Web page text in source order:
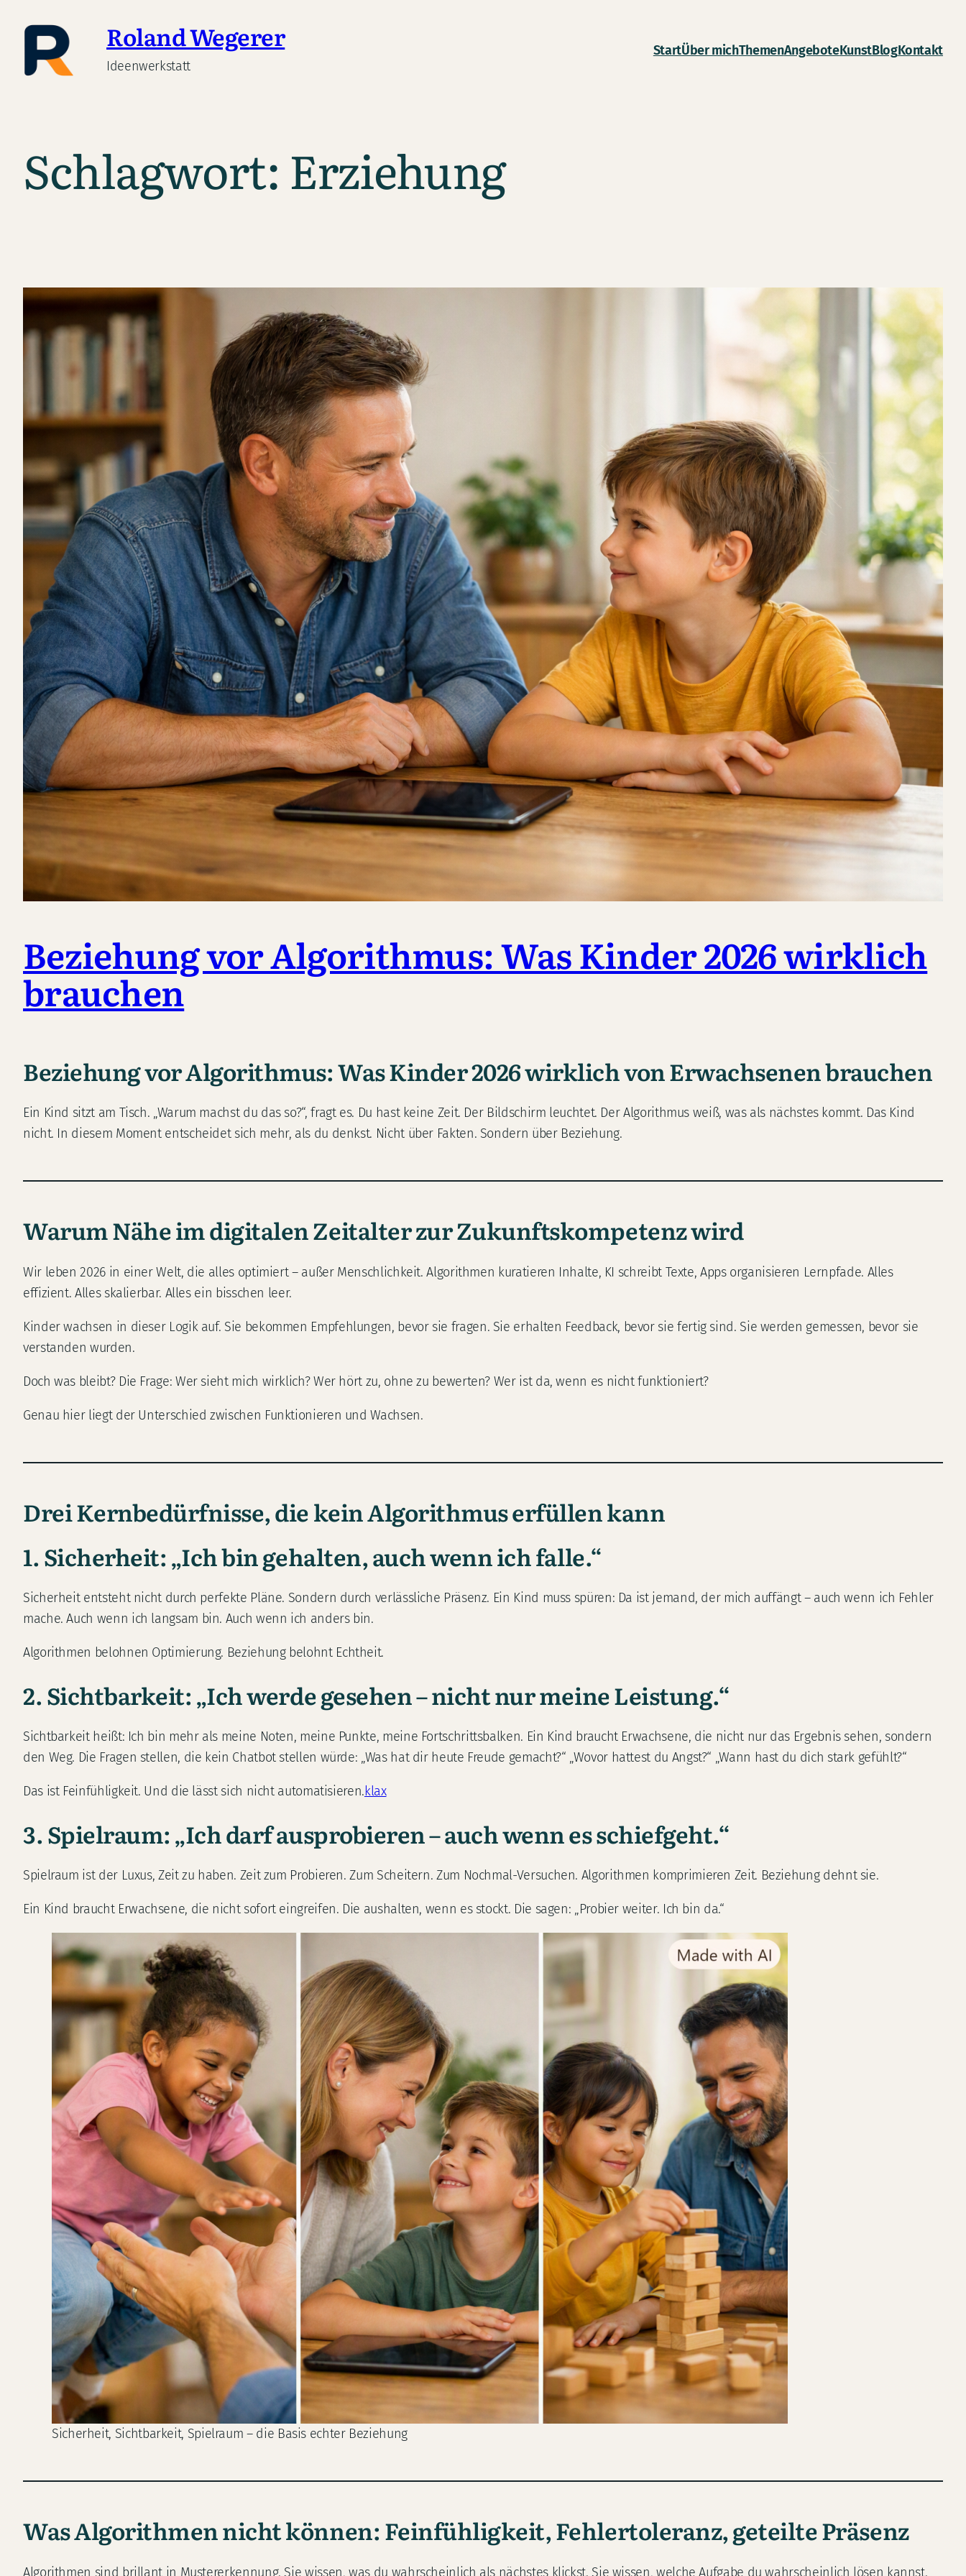
Inhalt
springen
Roland Wegerer
Ideenwerkstatt
StartÜber michThemenAngeboteKunstBlogKontakt
Schlagwort: Erziehung
Beziehung vor Algorithmus: Was Kinder 2026 wirklich
brauchen
Beziehung vor Algorithmus: Was Kinder 2026 wirklich von Erwachsenen brauchen
Ein Kind sitzt am Tisch. „Warum machst du das so?“, fragt es. Du hast keine Zeit. Der Bildschirm leuchtet. Der Algorithmus weiß, was als nächstes kommt. Das Kind
nicht. In diesem Moment entscheidet sich mehr, als du denkst. Nicht über Fakten. Sondern über Beziehung.
Warum Nähe im digitalen Zeitalter zur Zukunftskompetenz wird
Wir leben 2026 in einer Welt, die alles optimiert – außer Menschlichkeit. Algorithmen kuratieren Inhalte, KI schreibt Texte, Apps organisieren Lernpfade. Alles
effizient. Alles skalierbar. Alles ein bisschen leer.
Kinder wachsen in dieser Logik auf. Sie bekommen Empfehlungen, bevor sie fragen. Sie erhalten Feedback, bevor sie fertig sind. Sie werden gemessen, bevor sie
verstanden wurden.
Doch was bleibt? Die Frage: Wer sieht mich wirklich? Wer hört zu, ohne zu bewerten? Wer ist da, wenn es nicht funktioniert?
Genau hier liegt der Unterschied zwischen Funktionieren und Wachsen.
Drei Kernbedürfnisse, die kein Algorithmus erfüllen kann
1. Sicherheit: „Ich bin gehalten, auch wenn ich falle.“
Sicherheit entsteht nicht durch perfekte Pläne. Sondern durch verlässliche Präsenz. Ein Kind muss spüren: Da ist jemand, der mich auffängt – auch wenn ich Fehler
mache. Auch wenn ich langsam bin. Auch wenn ich anders bin.
Algorithmen belohnen Optimierung. Beziehung belohnt Echtheit.
2. Sichtbarkeit: „Ich werde gesehen – nicht nur meine Leistung.“
Sichtbarkeit heißt: Ich bin mehr als meine Noten, meine Punkte, meine Fortschrittsbalken. Ein Kind braucht Erwachsene, die nicht nur das Ergebnis sehen, sondern
den Weg. Die Fragen stellen, die kein Chatbot stellen würde: „Was hat dir heute Freude gemacht?“ „Wovor hattest du Angst?“ „Wann hast du dich stark gefühlt?“
Das ist Feinfühligkeit. Und die lässt sich nicht automatisieren.klax
3. Spielraum: „Ich darf ausprobieren – auch wenn es schiefgeht.“
Spielraum ist der Luxus, Zeit zu haben. Zeit zum Probieren. Zum Scheitern. Zum Nochmal-Versuchen. Algorithmen komprimieren Zeit. Beziehung dehnt sie.
Ein Kind braucht Erwachsene, die nicht sofort eingreifen. Die aushalten, wenn es stockt. Die sagen: „Probier weiter. Ich bin da.“
Sicherheit, Sichtbarkeit, Spielraum – die Basis echter Beziehung
Was Algorithmen nicht können: Feinfühligkeit, Fehlertoleranz, geteilte Präsenz
Algorithmen sind brillant in Mustererkennung. Sie wissen, was du wahrscheinlich als nächstes klickst. Sie wissen, welche Aufgabe du wahrscheinlich lösen kannst.